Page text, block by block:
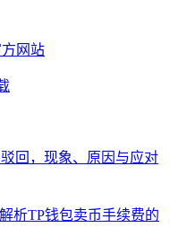
网站
回，现象、原因与应对
析TP钱包卖币手续费的